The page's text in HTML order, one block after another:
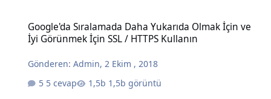
Google'da Sıralamada Daha Yukarıda Olmak İçin ve
İyi Görünmek İçin SSL / HTTPS Kullanın
Gönderen:Admin,2 Ekim , 2018
5 cevap
1,5b görüntü